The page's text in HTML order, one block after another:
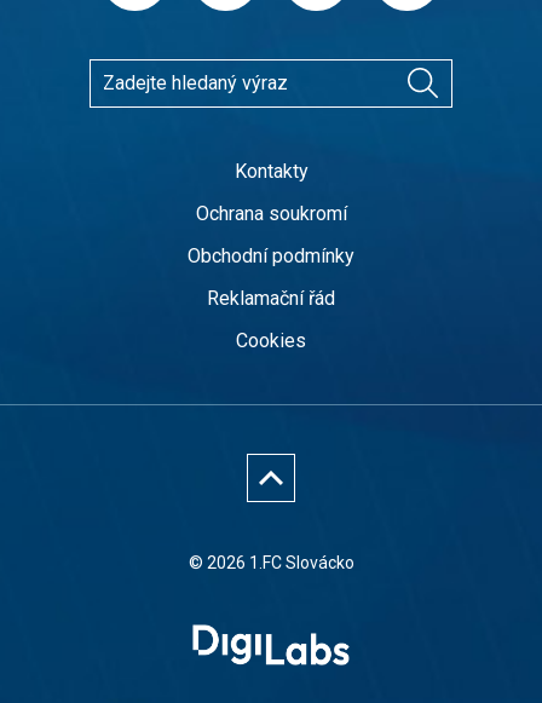
Kontakty
Ochrana soukromí
Obchodní podmínky
Reklamační řád
Cookies
© 2026 1.FC Slovácko